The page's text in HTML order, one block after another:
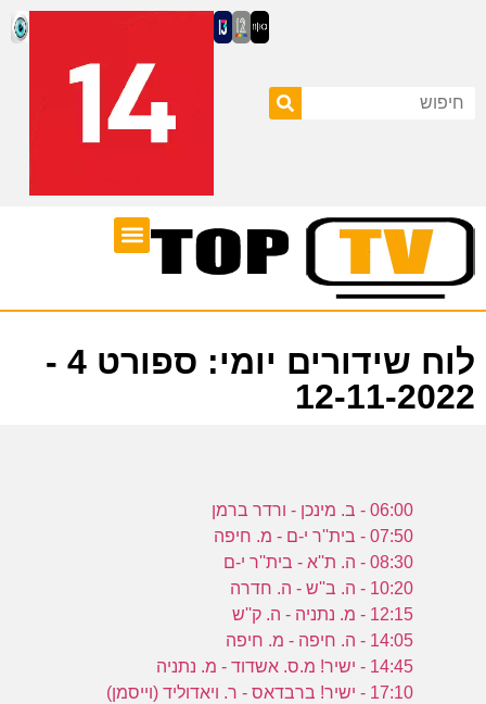
לוח שידורים יומי: ספורט 4 -
12-11-2022
06:00 - ב. מינכן - ורדר ברמן
07:50 - בית''ר י-ם - מ. חיפה
08:30 - ה. ת''א - בית''ר י-ם
10:20 - ה. ב''ש - ה. חדרה
12:15 - מ. נתניה - ה. ק''ש
14:05 - ה. חיפה - מ. חיפה
14:45 - ישיר! מ.ס. אשדוד - מ. נתניה
17:10 - ישיר! ברבדאס - ר. ויאדוליד (וייסמן)